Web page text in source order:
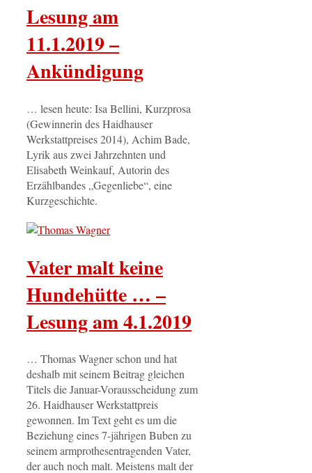
Lesung am
11.1.2019 –
Ankündigung
… lesen heute: Isa Bellini, Kurzprosa
(Gewinnerin des Haidhauser
Werkstattpreises 2014), Achim Bade,
Lyrik aus zwei Jahrzehnten und
Elisabeth Weinkauf, Autorin des
Erzählbandes „Gegenliebe“, eine
Kurzgeschichte.
Vater malt keine
Hundehütte … –
Lesung am 4.1.2019
… Thomas Wagner schon und hat
deshalb mit seinem Beitrag gleichen
Titels die Januar-Vorausscheidung zum
26. Haidhauser Werkstattpreis
gewonnen. Im Text geht es um die
Beziehung eines 7-jährigen Buben zu
seinem armprothesentragenden Vater,
der auch noch malt. Meistens malt der